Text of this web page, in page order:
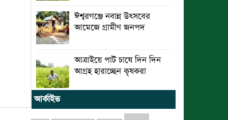
ঈশ্বরগঞ্জে নবান্ন উৎসবের
আমেজে গ্রামীণ জনপদ
আত্রাইয়ে পাট চাষে দিন দিন
আগ্রহ হারাচ্ছেন কৃষকরা
আর্কাইভ